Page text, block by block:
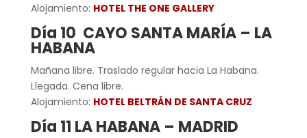
Alojamiento: HOTEL THE ONE GALLERY
Día 10 CAYO SANTA MARÍA – LA
HABANA
Mañana libre. Traslado regular hacia La Habana.
Llegada. Cena libre.
Alojamiento: HOTEL BELTRÁN DE SANTA CRUZ
Día 11 LA HABANA – MADRID